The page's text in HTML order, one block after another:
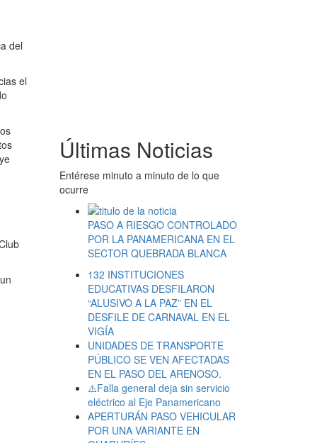
del
el
Últimas Noticias
Entérese minuto a minuto de lo que
ocurre
PASO A RIESGO CONTROLADO
POR LA PANAMERICANA EN EL
SECTOR QUEBRADA BLANCA
132 INSTITUCIONES
EDUCATIVAS DESFILARON
“ALUSIVO A LA PAZ” EN EL
DESFILE DE CARNAVAL EN EL
VIGÍA
UNIDADES DE TRANSPORTE
PÚBLICO SE VEN AFECTADAS
EN EL PASO DEL ARENOSO.
⚠️Falla general deja sin servicio
eléctrico al Eje Panamericano
APERTURÁN PASO VEHICULAR
POR UNA VARIANTE EN